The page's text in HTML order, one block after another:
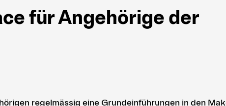
für An­ge­hörige der
regelmässig eine Grundeinführungen in den